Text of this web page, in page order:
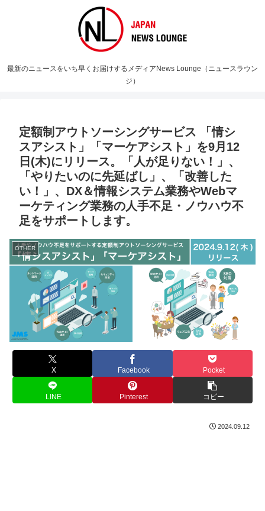
最新のニュースをいち早くお届けするメディアNews Lounge（ニュースラウン
ジ）
定額制アウトソーシングサービス 「情シ
スアシスト」「マーケアシスト」を9月12
日(木)にリリース。「人が足りない！」、
「やりたいのに先延ばし」、「改善した
い！」、DX＆情報システム業務やWebマ
ーケティング業務の人手不足・ノウハウ不
足をサポートします。
OTHER
X Facebook Pocket
LINE Pinterest コピー
2024.09.12